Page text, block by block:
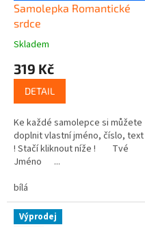
Samolepka Romantické
srdce
Skladem
319 Kč
DETAIL
Ke každé samolepce si můžete
doplnit vlastní jméno, číslo, text
! Stačí kliknout níže ! Tvé
Jméno ...
bílá
Výprodej